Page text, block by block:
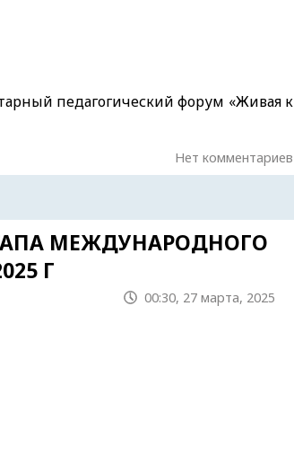
педагогический форум «Живая к
Нет комментариев
МЕЖДУНАРОДНОГО
Г
00:30, 27 марта, 2025